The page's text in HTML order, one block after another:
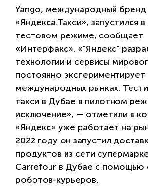
Yango, международный бренд
«Яндекса.Такси», запустился
тестовом режиме, сообщает
«Интерфакс». «“Яндекс”
технологии и сервисы
постоянно экспериментирует
международных рынках.
такси в Дубае в пилотном
исключение», — отметили в
«Яндекс» уже работает на
2022 году он запустил
продуктов из сети
Carrefour в Дубае с помощью
роботов-курьеров.